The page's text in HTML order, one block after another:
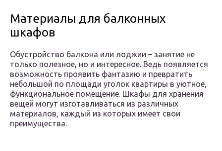
Материалы для балконных
шкафов
Обустройство балкона или лоджии – занятие не
только полезное, но и интересное. Ведь появляется
возможность проявить фантазию и превратить
небольшой по площади уголок квартиры в уютное,
функциональное помещение. Шкафы для хранения
вещей могут изготавливаться из различных
материалов, каждый из которых имеет свои
преимущества.